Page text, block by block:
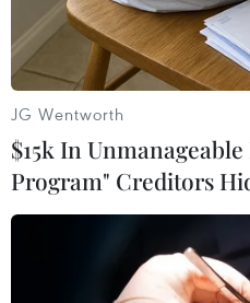
JG Wentworth
$15k In
Program" Creditors